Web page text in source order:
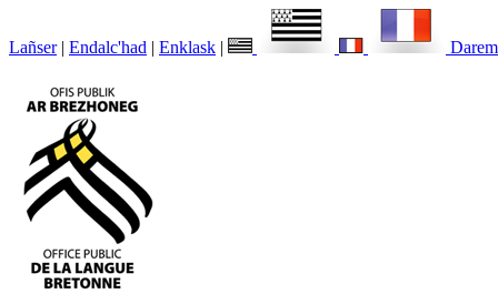
Lañser | Endalc'had | Enklask |